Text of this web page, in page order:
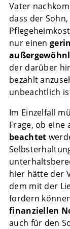
Vater
dass der
nur einen
der darüber
bezahlt
unbeachtlich
Im Einzelfall
Frage, ob eine
beachtet
hier hätte der
dem mit der
fordern
finanziellen
auch für den